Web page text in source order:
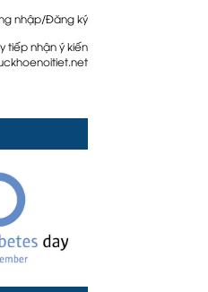
nhập/Đăng ký
tiếp nhận ý kiến